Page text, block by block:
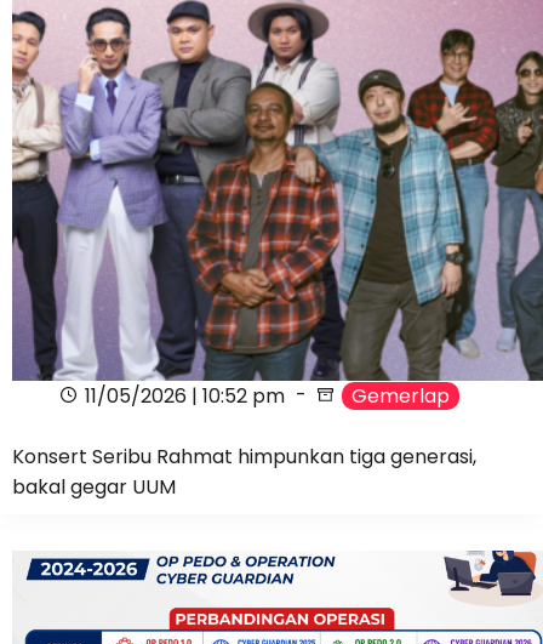
11/05/2026 | 10:52 pm Gemerlap
Konsert Seribu Rahmat himpunkan tiga generasi,
bakal gegar UUM